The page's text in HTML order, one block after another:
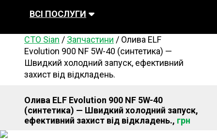
ВСІ ПОСЛУГИ
Автомийка Планове ТО
Паливна система Рульове керування
Система охолодження
Діагностика
Ходова частина Зчеплення
СТО Sian / Запчастини / Олива ELF
Evolution 900 NF 5W-40 (синтетика) —
Швидкий холодний запуск, ефективний
захист від відкладень.
Олива ELF Evolution 900 NF 5W-40
(синтетика) — Швидкий холодний запуск,
ефективний захист від відкладень., грн